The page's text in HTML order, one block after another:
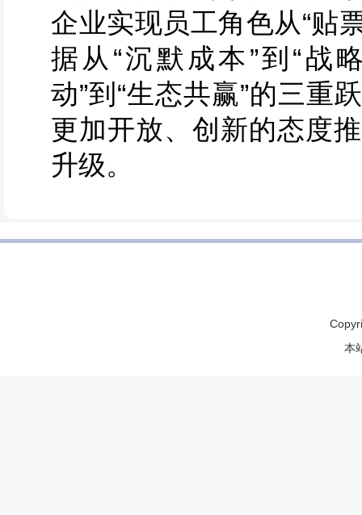
企业实现员工角色从“贴
据从“沉默成本”到“战
动”到“生态共赢”的三重
更加开放、创新的态度
升级。
本